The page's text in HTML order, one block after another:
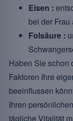
Eisen :
bei der
Folsäure :
Haben Sie schon
Faktoren Ihre
beeinflussen
Ihren
tägliche Vitalität